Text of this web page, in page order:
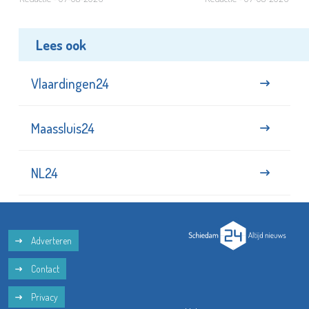
Lees ook
Vlaardingen24
Maassluis24
NL24
Adverteren
Contact
Privacy